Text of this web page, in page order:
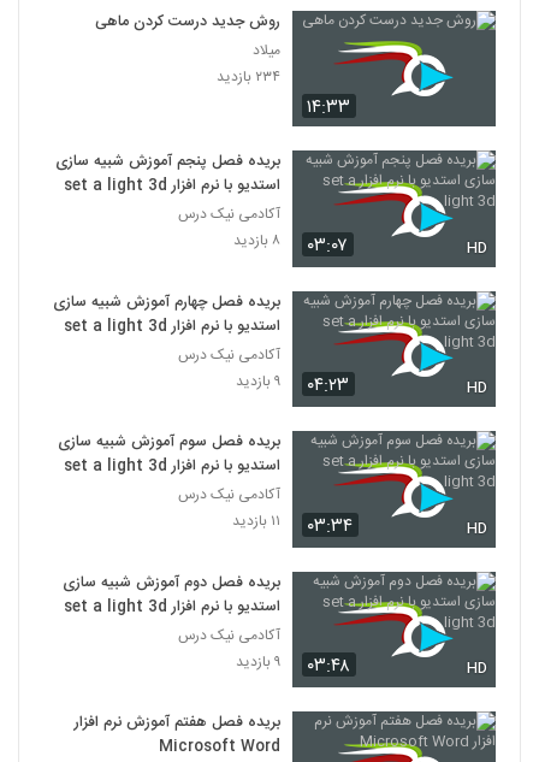
۱۴:۳۳
روش جدید درست کردن ماهی
میلاد
۲۳۴ بازدید
۰۳:۰۷ HD
بریده فصل پنجم آموزش شبیه سازی
استدیو با نرم افزار set a light 3d
آکادمی نیک درس
۸ بازدید
۰۴:۲۳ HD
بریده فصل چهارم آموزش شبیه سازی
استدیو با نرم افزار set a light 3d
آکادمی نیک درس
۹ بازدید
۰۳:۳۴ HD
بریده فصل سوم آموزش شبیه سازی
استدیو با نرم افزار set a light 3d
آکادمی نیک درس
۱۱ بازدید
۰۳:۴۸ HD
بریده فصل دوم آموزش شبیه سازی
استدیو با نرم افزار set a light 3d
آکادمی نیک درس
۹ بازدید
بریده فصل هفتم آموزش نرم افزار
Microsoft Word